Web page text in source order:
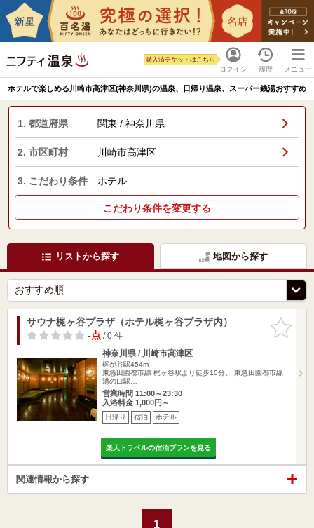
ログイン
購入済チケットはこちら
履歴 メニュー
ホテルで楽しめる川崎市高津区(神奈川県)の温泉、日帰り温泉、スーパー銭湯おすすめ
1. 都道府県 関東 / 神奈川県
2. 市区町村 川崎市高津区
3. こだわり条件 ホテル
こだわり条件を変更する
リストから探す 地図から探す
お気に入
りに追加
サウナ梶ヶ谷プラザ（ホテル梶ヶ谷プラザ内）
-点/ 0 件
神奈川県 / 川崎市高津区
梶が谷駅454m
東急田園都市線 梶ヶ谷駅より徒歩10分。 東急田園都市線
溝の口駅…
営業時間 11:00～23:30
入浴料金 1,000円～
日帰り 宿泊 ホテル
楽天トラベルの宿泊プランを見る
関連情報から探す
1